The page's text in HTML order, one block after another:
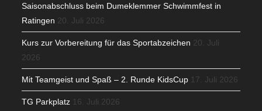
Saisonabschluss beim Dumeklemmer Schwimmfest in
Ratingen 20. Juli 2026
Kurs zur Vorbereitung für das Sportabzeichen 20. Juli
2026
Mit Teamgeist und Spaß – 2. Runde KidsCup 17. Juli 2026
TG Parkplatz 16. Juli 2026